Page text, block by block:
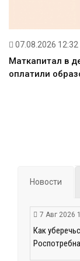
07.08.2026 12:32
Маткапитал в
оплатили
Новости
7 Авг 2026
Как